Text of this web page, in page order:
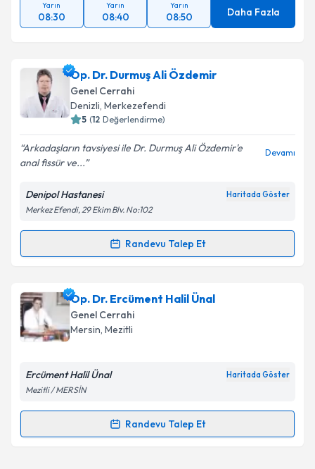
Takvim Talebini Gönder
Yarın
08:30
Yarın
08:40
Yarın
08:50 Daha Fazla
Op. Dr. Durmuş Ali Özdemir
Genel Cerrahi
Denizli, Merkezefendi
5 (12 Değerlendirme)
Arkadaşların tavsiyesi ile Dr. Durmuş Ali Özdemir'e
anal fissür ve...
Devamı
Denipol Hastanesi Haritada Göster
Merkez Efendi, 29 Ekim Blv. No:102
Randevu Talep Et
Randevu Takvimi Talebi
Op. Dr. Durmuş Ali Özdemiriçin randevu takvimi
talebi oluşturun. Size bu uzmandan randevu almanız
için bir takvim hazırlandığında e-posta ile
bilgilendireceğiz.
E-posta Adresiniz
Kişisel verilerimin işlenmesine ilişkinAydınlatma
Op. Dr. Ercüment Halil Ünal
Genel Cerrahi
Mersin, Mezitli
Ercüment Halil Ünal Haritada Göster
Mezitli / MERSİN
Randevu Talep Et
Randevu Takvimi Talebi